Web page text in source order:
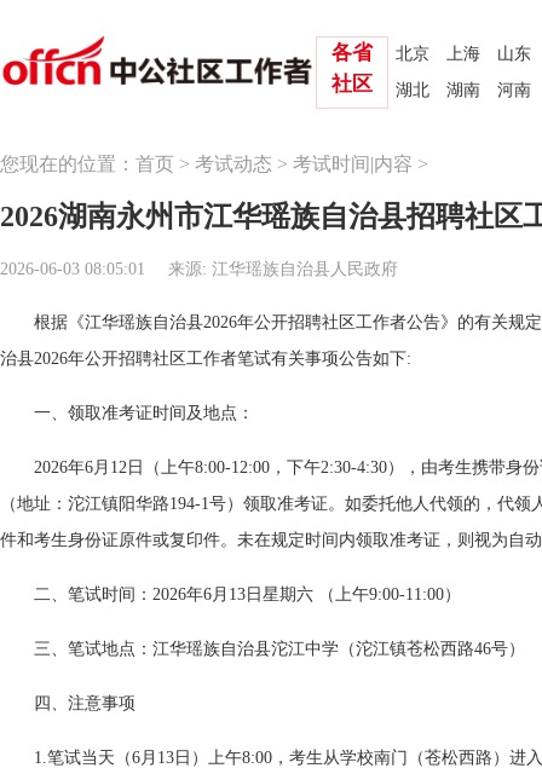
北京 上海
山东
湖北
湖南 河南
各省
社区
您现在的位置： 首页 > 考试动态 > 考试时间|内容 >
2026湖南永州市江华瑶族自治县招聘社区
2026-06-03 08:05:01 来源: 江华瑶族自治县人民政府
根据《江华瑶族自治县2026年公开招聘社区工作者公告》的有关规
治县2026年公开招聘社区工作者笔试有关事项公告如下:
一、领取准考证时间及地点：
2026年6月12日（上午8:00-12:00，下午2:30-4:30），由考生携带身
（地址：沱江镇阳华路194-1号）领取准考证。如委托他人代领的，代
件和考生身份证原件或复印件。未在规定时间内领取准考证，则视为自
二、笔试时间：2026年6月13日星期六 （上午9:00-11:00）
三、笔试地点：江华瑶族自治县沱江中学（沱江镇苍松西路46号）
四、注意事项
1.笔试当天（6月13日）上午8:00，考生从学校南门（苍松西路）进